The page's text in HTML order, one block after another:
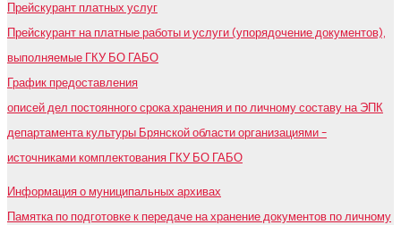
Прейскурант платных услуг
Прейскурант на платные работы и услуги (упорядочение документов),
выполняемые ГКУ БО ГАБО
График предоставления
описей дел постоянного срока хранения и по личному составу на ЭПК
департамента культуры Брянской области организациями –
источниками комплектования ГКУ БО ГАБО
Информация о муниципальных архивах
Памятка по подготовке к передаче на хранение документов по личному